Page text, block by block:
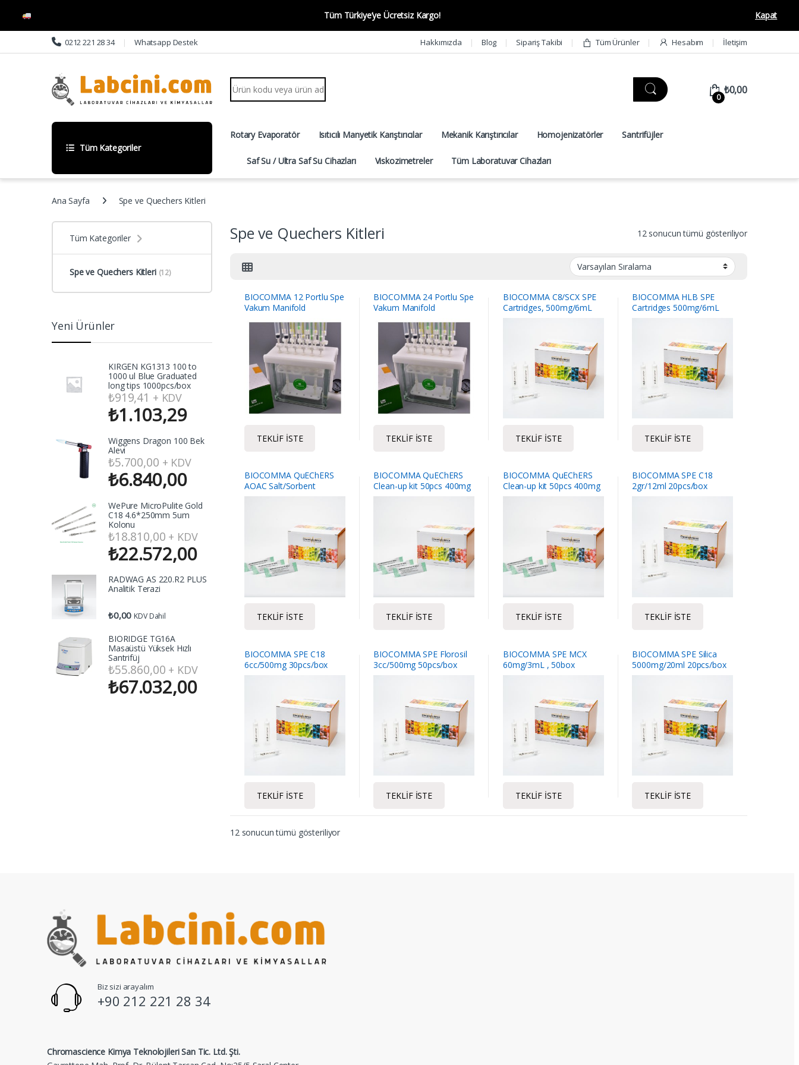
Tüm Türkiye’ye Ücretsiz Kargo!
Kapat
Skip to navigation
Skip to content 0212 221 28 34 Whatsapp Destek Hakkımızda Blog Sipariş Takibi Tüm Ürünler Hesabım İletişim
Search for:
0
₺0,00
Tüm Kategoriler
Rotary Evaporatör Isıtıcılı Manyetik Karıştırıcılar Mekanik Karıştırıcılar Homojenizatörler Santrifüjler
Saf Su / Ultra Saf Su Cihazları Viskozimetreler Tüm Laboratuvar Cihazları
Ana Sayfa Spe ve Quechers Kitleri
Spe ve Quechers Kitleri 12 sonucun tümü gösteriliyor
BIOCOMMA 12 Portlu Spe
Vakum Manifold
TEKLIF İSTE
BIOCOMMA 24 Portlu Spe
Vakum Manifold
TEKLIF İSTE
BIOCOMMA C8/SCX SPE
Cartridges, 500mg/6mL
30pcs/Plastic bag.
TEKLIF İSTE
BIOCOMMA HLB SPE
Cartridges 500mg/6mL
30pcs / box
TEKLIF İSTE
BIOCOMMA QuEChERS
AOAC Salt/Sorbent
Pouches 6 g MgSO 4 1.5 g
TEKLIF İSTE
BIOCOMMA QuEChERS
Clean-up kit 50pcs 400mg
PSA, 1200mg MgSO4
TEKLIF İSTE
BIOCOMMA QuEChERS
Clean-up kit 50pcs 400mg
PSA, 400mg C18 ,1200mg
TEKLIF İSTE
BIOCOMMA SPE C18
2gr/12ml 20pcs/box
TEKLIF İSTE
BIOCOMMA SPE C18
6cc/500mg 30pcs/box
TEKLIF İSTE
BIOCOMMA SPE Florosil
3cc/500mg 50pcs/box
TEKLIF İSTE
BIOCOMMA SPE MCX
60mg/3mL , 50box
TEKLIF İSTE
BIOCOMMA SPE Silica
5000mg/20ml 20pcs/box
TEKLIF İSTE
12 sonucun tümü gösteriliyor
Tüm Kategoriler
Spe ve Quechers Kitleri (12)
Yeni Ürünler
KIRGEN KG1313 100 to
1000 ul Blue Graduated
long tips 1000pcs/box
₺919,41 + KDV
₺1.103,29
Wiggens Dragon 100 Bek
Alevi
₺5.700,00 + KDV
₺6.840,00
WePure MicroPulite Gold
C18 4.6*250mm 5um
Kolonu
₺18.810,00 + KDV
₺22.572,00
RADWAG AS 220.R2 PLUS
Analitik Terazi
₺0,00 KDV Dahil
BIORIDGE TG16A
Masaüstü Yüksek Hızlı
Santrifüj
₺55.860,00 + KDV
₺67.032,00
Biz sizi arayalım
+90 212 221 28 34
Chromascience Kimya Teknolojileri San Tic. Ltd. Şti.